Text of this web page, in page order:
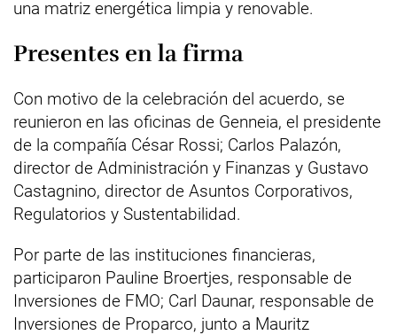
una matriz energética limpia y renovable.
Presentes en la firma
Con motivo de la celebración del acuerdo, se
reunieron en las oficinas de Genneia, el presidente
de la compañía César Rossi; Carlos Palazón,
director de Administración y Finanzas y Gustavo
Castagnino, director de Asuntos Corporativos,
Regulatorios y Sustentabilidad.
Por parte de las instituciones financieras,
participaron Pauline Broertjes, responsable de
Inversiones de FMO; Carl Daunar, responsable de
Inversiones de Proparco, junto a Mauritz